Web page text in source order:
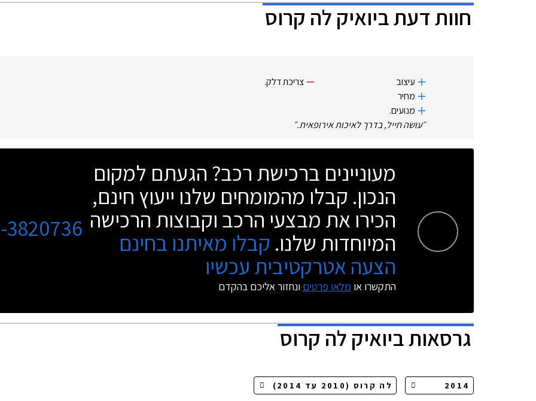
חוות דעתביואיק לה קרוס
עיצוב
מחיר
מנועים.
צריכת דלק.
״עושה חייל, בדרך לאיכות אירופאית.״
מעוניינים ברכישת רכב? הגעתם למקום
הנכון. קבלו מהמומחים שלנו ייעוץ חינם,
הכירו את מבצעי הרכב וקבוצות הרכישה
המיוחדות שלנו. קבלו מאיתנו בחינם
הצעה אטרקטיבית עכשיו
התקשרו או מלאו פרטים ונחזור אליכם בהקדם
3820736
גרסאותביואיק לה קרוס